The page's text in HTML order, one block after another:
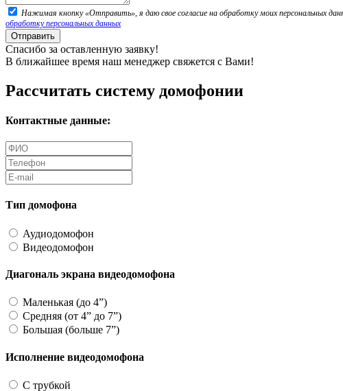
Нажимая кнопку «Отправить», я даю свое согласие на обработку моих персональных
обработку персональных данных
Отправить
Спасибо за оставленную заявку!
В ближайшее время наш менеджер свяжется с Вами!
Рассчитать систему домофонии
Контактные данные:
Тип домофона
Аудиодомофон
Видеодомофон
Диагональ экрана видеодомофона
Маленькая (до 4”)
Средняя (от 4” до 7”)
Большая (больше 7”)
Исполнение видеодомофона
С трубкой